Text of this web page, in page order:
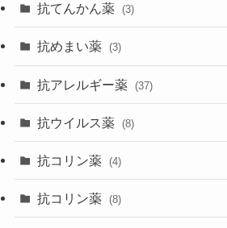
抗てんかん薬 (3)
抗めまい薬 (3)
抗アレルギー薬 (37)
抗ウイルス薬 (8)
抗コリン薬 (4)
抗コリン薬 (8)